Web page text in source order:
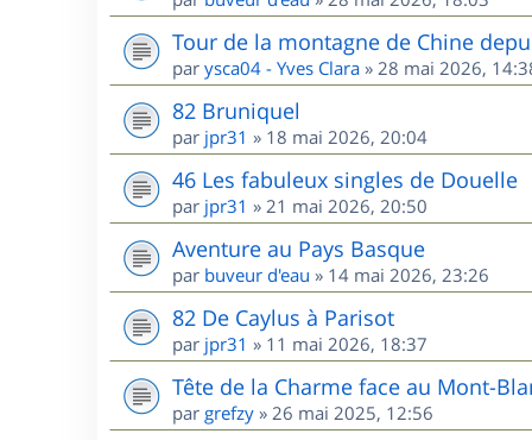
Tour de la montagne de Chine
par ysca04 - Yves Clara » 28 mai 2026,
82 Bruniquel
par jpr31 » 18 mai 2026, 20:04
46 Les fabuleux singles de Douelle
par jpr31 » 21 mai 2026, 20:50
Aventure au Pays Basque
par buveur d'eau » 14 mai 2026, 23:26
82 De Caylus à Parisot
par jpr31 » 11 mai 2026, 18:37
Tête de la Charme face au Mont-
par grefzy » 26 mai 2025, 12:56